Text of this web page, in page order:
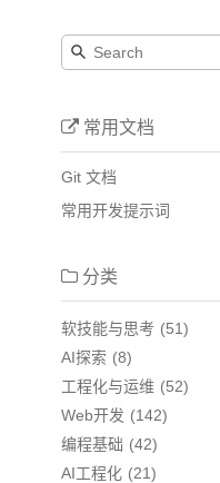
常用文档
Git 文档
常用开发提示词
分类
软技能与思考
51
AI探索
8
工程化与运维
52
Web开发
142
编程基础
42
AI工程化
21